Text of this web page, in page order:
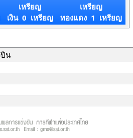
เหรียญ
เงิน 0 เหรียญ
เหรียญ
ทองแดง 1 เหรียญ
น